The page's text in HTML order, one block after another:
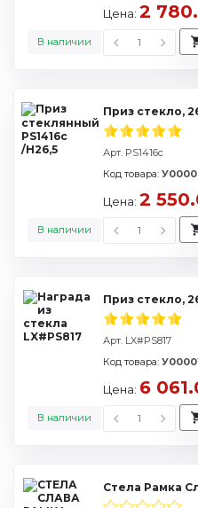
В наличии
Цена: 2
Приз стекло,
Арт. PS1416c
В наличии
Код товара:
Цена: 2
Приз стекло,
Арт. LX#PS817
В наличии
Код товара:
Цена: 6
Стела Рамка